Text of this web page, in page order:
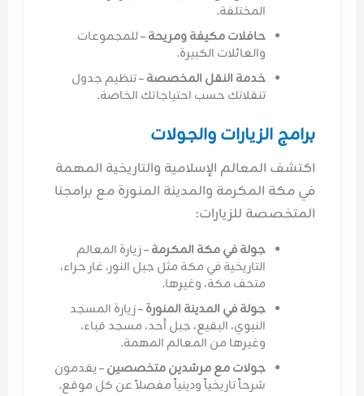
المختلفة.
حافلات مكيفة ومريحة– للمجموعات
والعائلات الكبيرة.
خدمة النقل المخصصة– تنظيم جدول
تنقلاتك حسب احتياجاتك الخاصة.
برامج الزيارات والجولات
اكتشف المعالم الإسلامية والتاريخية المهمة
في مكة المكرمة والمدينة المنورة مع برامجنا
المتخصصة للزيارات:
جولة في مكة المكرمة– زيارة المعالم
التاريخية في مكة مثل جبل النور، غار حراء،
متحف مكة، وغيرها.
جولة في المدينة المنورة– زيارة المسجد
النبوي، البقيع، جبل أحد، مسجد قباء،
وغيرها من المعالم المهمة.
جولات مع مرشدين متخصصين– يقدمون
شرحاً تاريخياً ودينياً مفصلاً عن كل موقع.